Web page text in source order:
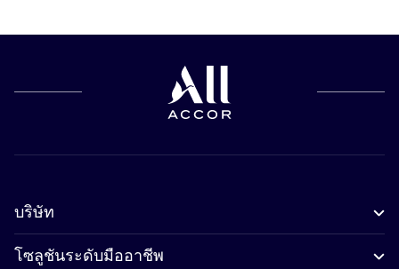
บริษัท
โซลูชันระดับมืออาชีพ